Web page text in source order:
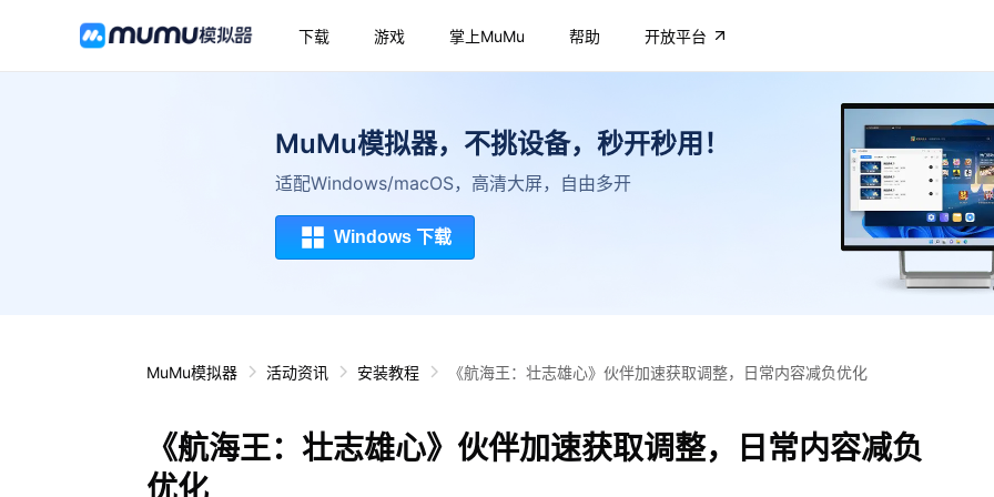
下载 游戏 掌上MuMu 帮助 开放平台
MuMu模拟器，不挑设备，秒开秒用！
适配Windows/macOS，高清大屏，自由多开
Windows 下载
MuMu模拟器 活动资讯 安装教程 《航海王：壮志雄心》伙伴加速获取调整，日常内容减负优化
《航海王：壮志雄心》伙伴加速获取调整，日常内容减负
优化